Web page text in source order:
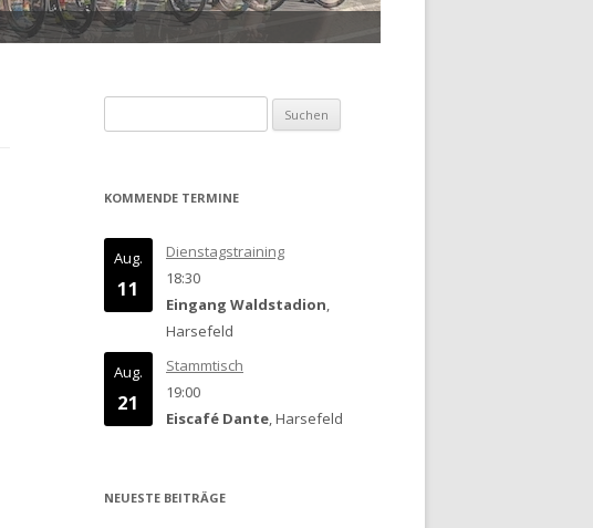
nach:
KOMMENDE TERMINE
Aug.
11
Dienstagstraining
18:30
Eingang Waldstadion,
Harsefeld
Aug.
21
Stammtisch
19:00
Eiscafé Dante, Harsefeld
NEUESTE BEITRÄGE